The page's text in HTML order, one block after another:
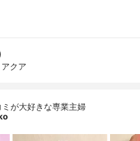
クア
が大好きな専業主婦